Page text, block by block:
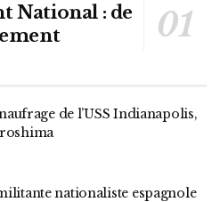
National : de
de l’USS Indianapolis,
nationaliste espagnole